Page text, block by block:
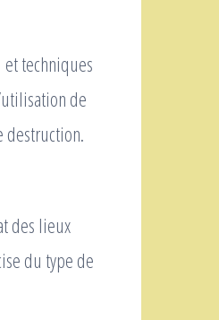
et techniques
de
destruction.
des lieux
du type de